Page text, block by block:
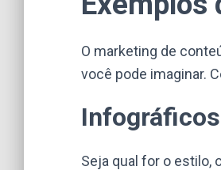
O marketing de
você pode imaginar.
Infográficos
Seja qual for o estilo,